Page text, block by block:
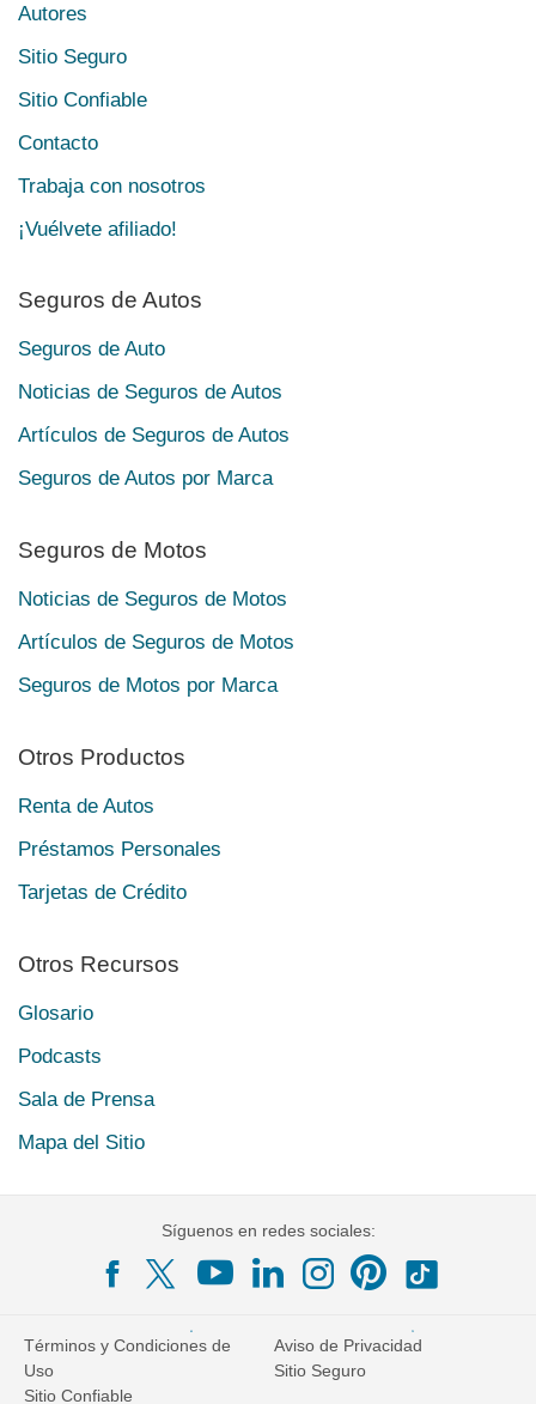
Autores
Sitio Seguro
Sitio Confiable
Contacto
Trabaja con nosotros
¡Vuélvete afiliado!
Seguros de Autos
Seguros de Auto
Noticias de Seguros de Autos
Artículos de Seguros de Autos
Seguros de Autos por Marca
Seguros de Motos
Noticias de Seguros de Motos
Artículos de Seguros de Motos
Seguros de Motos por Marca
Otros Productos
Renta de Autos
Préstamos Personales
Tarjetas de Crédito
Otros Recursos
Glosario
Podcasts
Sala de Prensa
Mapa del Sitio
Síguenos en redes sociales:
Términos y Condiciones de
Uso
Aviso de Privacidad
Sitio Seguro
Sitio Confiable